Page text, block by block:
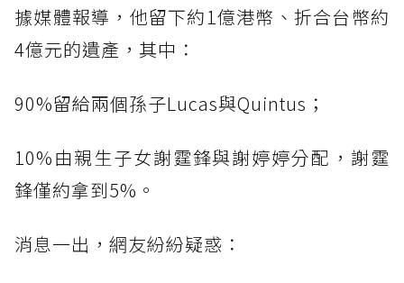
據媒體報導，他留下約1億港幣、折合台幣約
4億元的遺產，其中：
90%留給兩個孫子Lucas與Quintus；
10%由親生子女謝霆鋒與謝婷婷分配，謝霆
鋒僅約拿到5%。
消息一出，網友紛紛疑惑：